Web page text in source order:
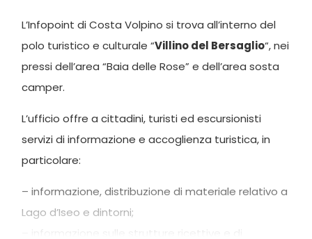
L’Infopoint di Costa Volpino si trova all’interno del
polo turistico e culturale “Villino del Bersaglio“, nei
pressi dell’area “Baia delle Rose” e dell’area sosta
camper.
L’ufficio offre a cittadini, turisti ed escursionisti
servizi di informazione e accoglienza turistica, in
particolare:
– informazione, distribuzione di materiale relativo a
Lago d’Iseo e dintorni;